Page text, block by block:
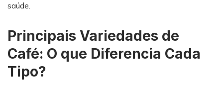
saúde.
Principais Variedades de
Café: O que Diferencia Cada
Tipo?